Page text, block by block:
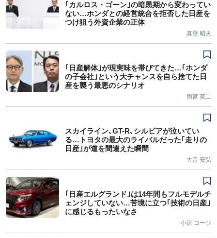
｢カルロス・ゴーン｣の暗黒期から変わってい
ない…ホンダとの経営統合を拒否した日産を
つけ狙う外資企業の正体
真壁 昭夫
｢日産解体｣が現実味を帯びてきた…｢ホンダ
の子会社｣という大チャンスを自ら捨てた日
産を襲う最悪のシナリオ
雨宮 寛二
スカイライン､GT-R､シルビアが泣いてい
る…トヨタの最大のライバルだった｢走りの
日産｣が道を間違えた瞬間
大音 安弘
｢日産エルグランド｣は14年間もフルモデルチ
ェンジしていない…苦境に立つ｢技術の日産｣
に感じるもったいなさ
小沢 コージ